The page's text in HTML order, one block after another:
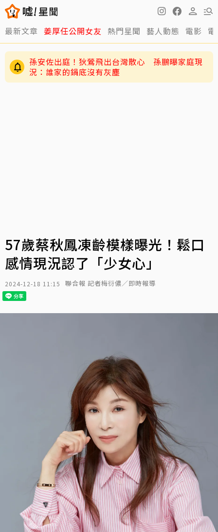
最新文章 姜厚任公開女友 熱門星聞 藝人動態 電影
孫安佐出庭！狄鶯飛出台灣散心 孫鵬曝家庭現
況：誰家的鍋底沒有灰塵
57歲蔡秋鳳凍齡模樣曝光！鬆口
感情現況認了「少女心」
2024-12-18 11:15 聯合報 記者梅衍儂／即時報導